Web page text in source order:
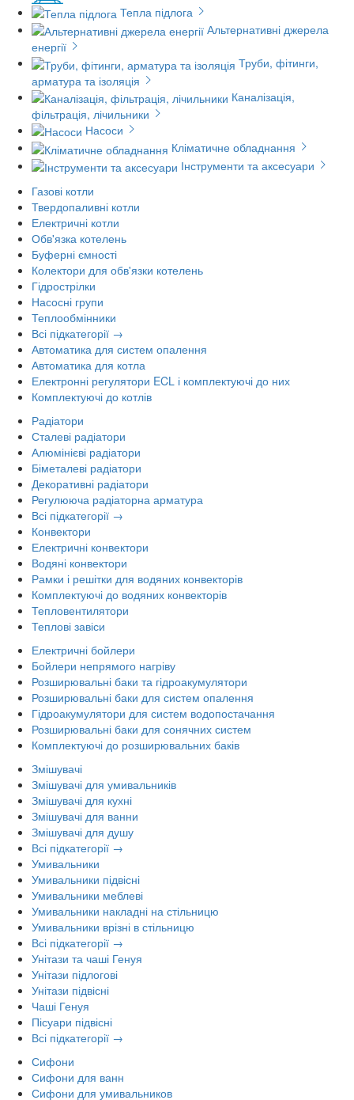
Тепла підлога
Альтернативні джерела
енергії
Труби, фітинги,
арматура та ізоляція
Каналізація,
фільтрація, лічильники
Насоси
Кліматичне обладнання
Інструменти та аксесуари
Газові котли
Твердопаливні котли
Електричні котли
Обв'язка котелень
Буферні ємності
Колектори для обв'язки котелень
Гідрострілки
Насосні групи
Теплообмінники
Всі підкатегорії →
Автоматика для систем опалення
Автоматика для котла
Електронні регулятори ECL і комплектуючі до них
Комплектуючі до котлів
Радіатори
Сталеві радіатори
Алюмінієві радіатори
Біметалеві радіатори
Декоративні радіатори
Регулююча радіаторна арматура
Всі підкатегорії →
Конвектори
Електричні конвектори
Водяні конвектори
Рамки і решітки для водяних конвекторів
Комплектуючі до водяних конвекторів
Тепловентилятори
Теплові завіси
Електричні бойлери
Бойлери непрямого нагріву
Розширювальні баки та гідроакумулятори
Розширювальні баки для систем опалення
Гідроакумулятори для систем водопостачання
Розширювальні баки для сонячних систем
Комплектуючі до розширювальних баків
Змішувачі
Змішувачі для умивальників
Змішувачі для кухні
Змішувачі для ванни
Змішувачі для душу
Всі підкатегорії →
Умивальники
Умивальники підвісні
Умивальники меблеві
Умивальники накладні на стільницю
Умивальники врізні в стільницю
Всі підкатегорії →
Унітази та чаші Генуя
Унітази підлогові
Унітази підвісні
Чаші Генуя
Пісуари підвісні
Всі підкатегорії →
Сифони
Сифони для ванн
Сифони для умивальников